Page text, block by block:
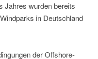
Jahres wurden bereits
in Deutschland
der Offshore-